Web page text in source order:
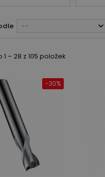
--
– 28 z 105 položek
-30%